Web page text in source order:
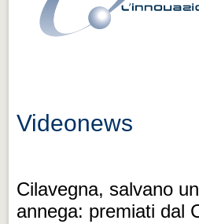
Videonews
Cilavegna, salvano
annega: premiati dal